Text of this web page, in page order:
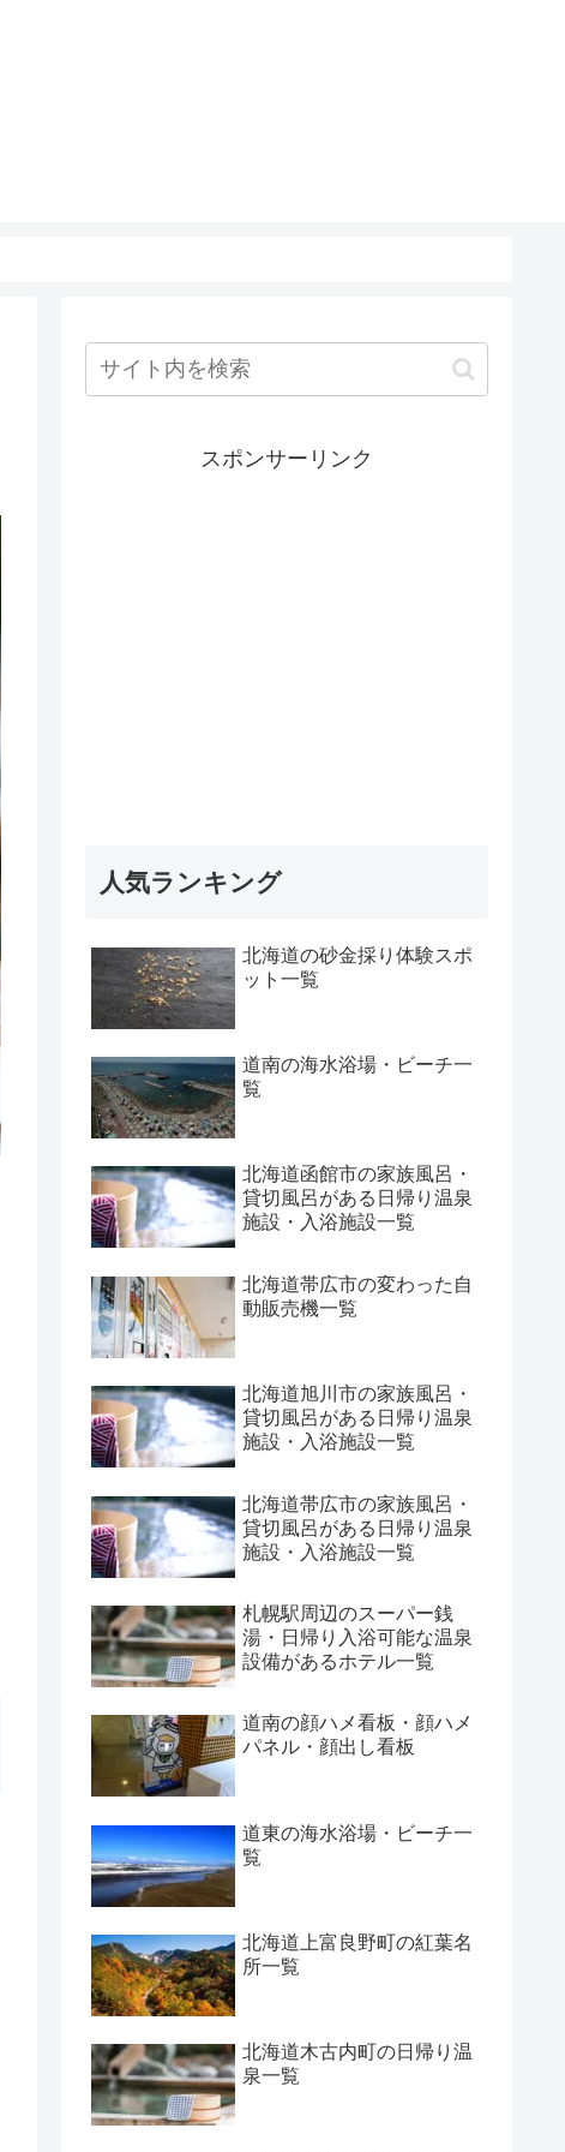
スポンサーリンク
人気ランキング
北海道の砂金採り体験スポ
ット一覧
道南の海水浴場・ビーチ一
覧
北海道函館市の家族風呂・
貸切風呂がある日帰り温泉
施設・入浴施設一覧
北海道帯広市の変わった自
動販売機一覧
北海道旭川市の家族風呂・
貸切風呂がある日帰り温泉
施設・入浴施設一覧
北海道帯広市の家族風呂・
貸切風呂がある日帰り温泉
施設・入浴施設一覧
札幌駅周辺のスーパー銭
湯・日帰り入浴可能な温泉
設備があるホテル一覧
道南の顔ハメ看板・顔ハメ
パネル・顔出し看板
道東の海水浴場・ビーチ一
覧
北海道上富良野町の紅葉名
所一覧
北海道木古内町の日帰り温
泉一覧